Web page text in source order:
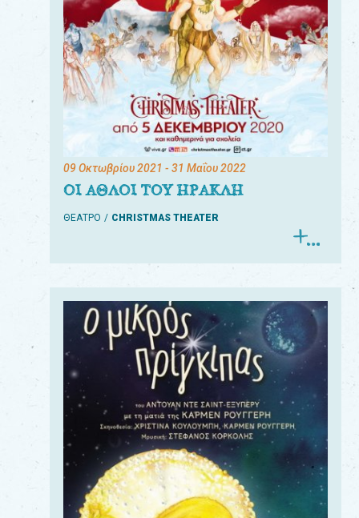
09 Οκτωβρίου 2021 - 31 Μαΐου 2022
ΟΙ ΑΘΛΟΙ ΤΟΥ ΗΡΑΚΛΗ
ΘΕΑΤΡΟ CHRISTMAS THEATER